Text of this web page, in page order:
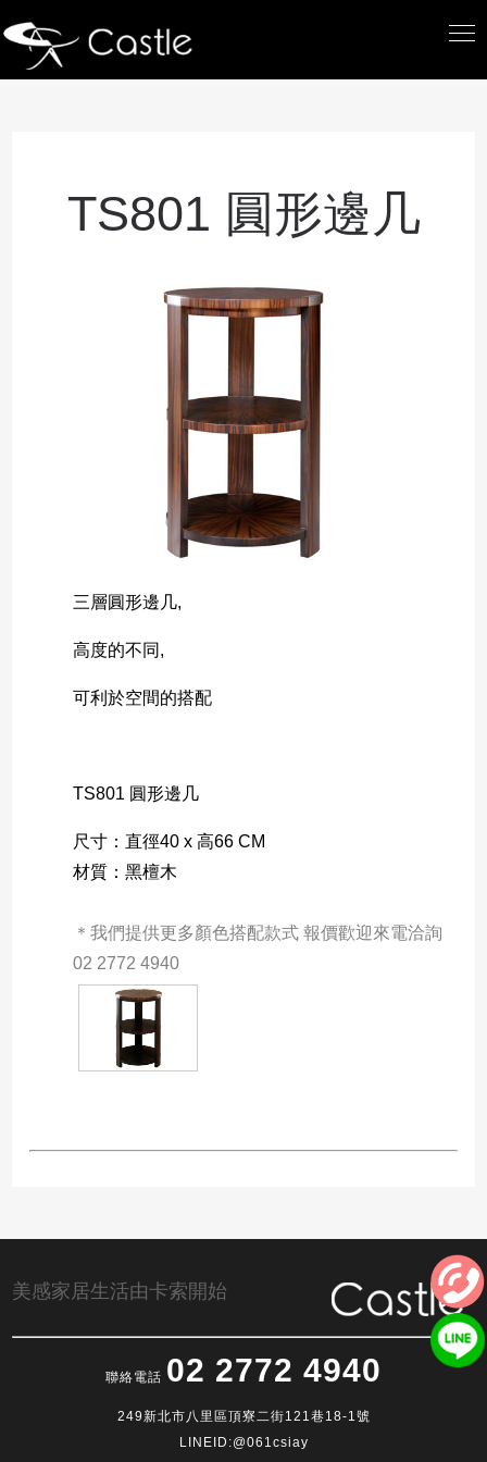
TS801 圓形邊几
三層圓形邊几,
高度的不同,
可利於空間的搭配
TS801 圓形邊几
尺寸：直徑40 x 高66 CM
材質：黑檀木
＊我們提供更多顏色搭配款式 報價歡迎來電洽詢
02 2772 4940
美感家居生活由卡索開始
聯絡電話 02 2772 4940
249新北市八里區頂寮二街121巷18-1號
LINEID:@061csiay